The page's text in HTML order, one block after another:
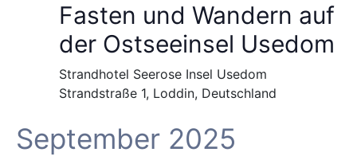
Fasten und Wandern auf
der Ostseeinsel Usedom
Strandhotel Seerose Insel Usedom
Strandstraße 1, Loddin, Deutschland
September 2025